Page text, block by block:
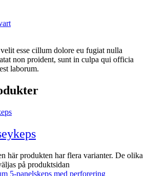
esse cillum dolore eu fugiat nulla
non proident, sunt in culpa qui officia
laborum.
här produkten har flera varianter. De olika
på produktsidan